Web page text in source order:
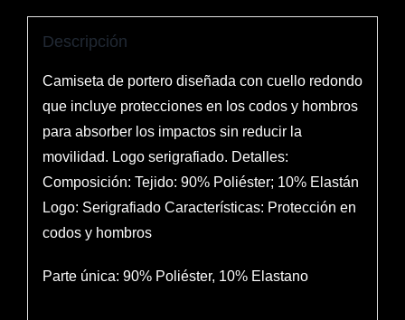
Descripción
Camiseta de portero diseñada con cuello redondo
que incluye protecciones en los codos y hombros
para absorber los impactos sin reducir la
movilidad. Logo serigrafiado. Detalles:
Composición: Tejido: 90% Poliéster; 10% Elastán
Logo: Serigrafiado Características: Protección en
codos y hombros
Parte única: 90% Poliéster, 10% Elastano